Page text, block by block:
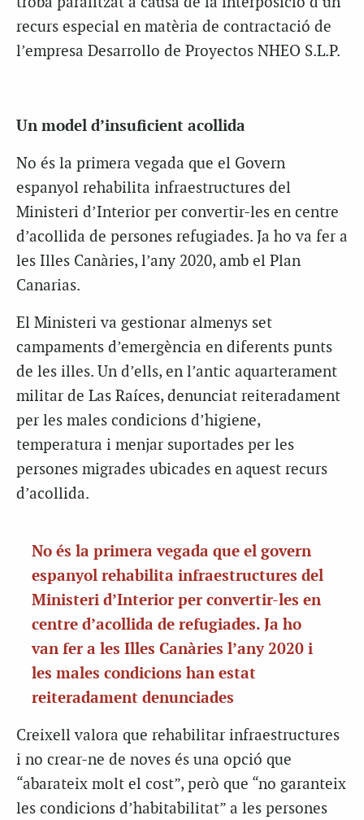
recurs especial en matèria de contractació de
l’empresa Desarrollo de Proyectos NHEO S.L.P.
Un model d’insuficient acollida
No és la primera vegada que el Govern
espanyol rehabilita infraestructures del
Ministeri d’Interior per convertir-les en centre
d’acollida de persones refugiades. Ja ho va fer a
les Illes Canàries, l’any 2020, amb el Plan
Canarias.
El Ministeri va gestionar almenys set
campaments d’emergència en diferents punts
de les illes. Un d’ells, en l’antic aquarterament
militar de Las Raíces, denunciat reiteradament
per les males condicions d’higiene,
temperatura i menjar suportades per les
persones migrades ubicades en aquest recurs
d’acollida.
No és la primera vegada que el govern
espanyol rehabilita infraestructures del
Ministeri d’Interior per convertir-les en
centre d’acollida de refugiades. Ja ho
van fer a les Illes Canàries l’any 2020 i
les males condicions han estat
reiteradament denunciades
Creixell valora que rehabilitar infraestructures
i no crear-ne de noves és una opció que
“abarateix molt el cost”, però que “no garanteix
les condicions d’habitabilitat” a les persones